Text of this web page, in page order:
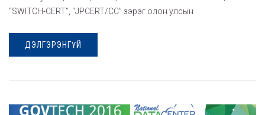
“SWITCH-CERT”, “JPCERT/CC” зэрэг олон улсын
ДЭЛГЭРЭНГҮЙ